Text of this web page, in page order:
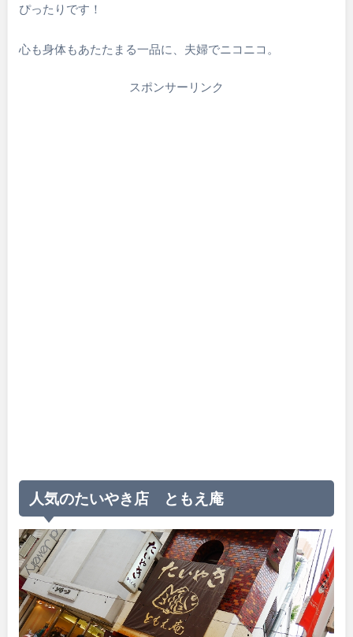
ぴったりです！
心も身体もあたたまる一品に、夫婦でニコニコ。
スポンサーリンク
人気のたいやき店 ともえ庵